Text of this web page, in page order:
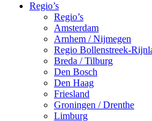
Regio’s
Regio’s
Amsterdam
Arnhem / Nijmegen
Regio Bollenstreek-
Breda / Tilburg
Den Bosch
Den Haag
Friesland
Groningen / Drenthe
Limburg